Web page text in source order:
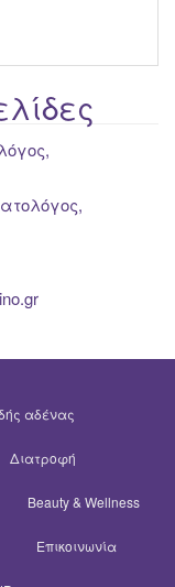
αδένας
Διατροφή
Beauty & Wellness
Επικοινωνία